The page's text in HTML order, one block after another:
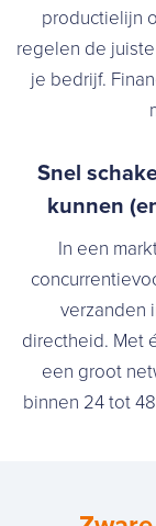
productielijn
regelen de
je bedrijf.
Snel
kunnen
In een
verzanden
directheid. Met
een groot
binnen 24 tot